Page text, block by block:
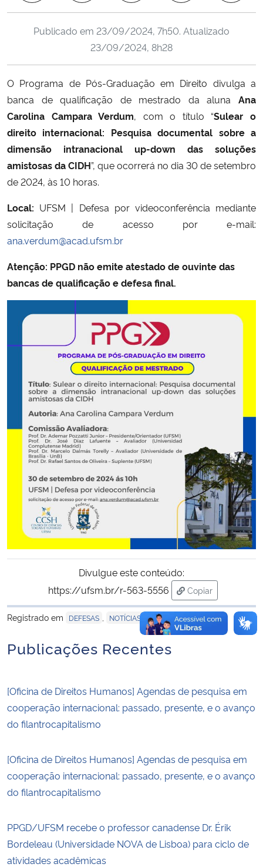
Ministério da Ciência, Tecnologia, Inovações e Comunicações
Ministério do Meio Ambiente
Ministério do Turismo
Controladoria-Geral da União
Secretaria-Geral
Secretaria de Governo
Gabinete de Segurança Institucional
Advocacia-Geral da União
Banco Central do Brasil
Publicado em 23/09/2024, 7h50. Atualizado
23/09/2024, 8h28
O Programa de Pós-Graduação em Direito divulga a
banca de qualificação de mestrado da aluna Ana
Carolina Campara Verdum, com o título “Sulear o
direito internacional: Pesquisa documental sobre a
dimensão intranacional up-down das soluções
amistosas da CIDH”, que ocorrerá no dia 30 de setembro
de 2024, às 10 horas.
Local: UFSM | Defesa por videoconferência mediante
solicitação de acesso por e-mail:
ana.verdum@acad.ufsm.br
Atenção: PPGD não emite atestado de ouvinte das
bancas de qualificação e defesa final.
Divulgue este conteúdo:
https://ufsm.br/r-563-5556
Copiar
para área de
Registrado em
DEFESAS NOTÍCIAS , SEM CATEGORIA
Publicações Recentes
[Oficina de Direitos Humanos] Agendas de pesquisa em
cooperação internacional: passado, presente, e o avanço
do filantrocapitalismo
[Oficina de Direitos Humanos] Agendas de pesquisa em
cooperação internacional: passado, presente, e o avanço
do filantrocapitalismo
PPGD/UFSM recebe o professor canadense Dr. Érik
Bordeleau (Universidade NOVA de Lisboa) para ciclo de
atividades acadêmicas